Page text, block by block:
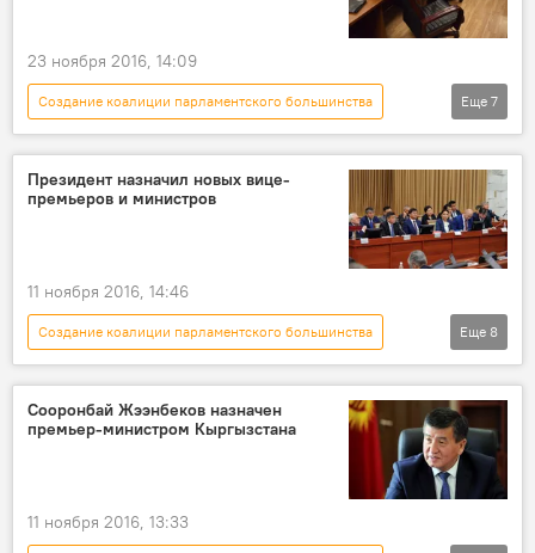
23 ноября 2016, 14:09
Создание коалиции парламентского большинства
Политика
Новости
Кыргызстан
Жогорку Кенеш
коалиция
должность
комитет
Еще 7
Президент назначил новых вице-
премьеров и министров
11 ноября 2016, 14:46
Создание коалиции парламентского большинства
Политика
Новости
Кыргызстан
Общество
Алмазбек Атамбаев
премьер-министр
Еще 8
Сооронбай Жээнбеков назначен
премьер-министром Кыргызстана
11 ноября 2016, 13:33